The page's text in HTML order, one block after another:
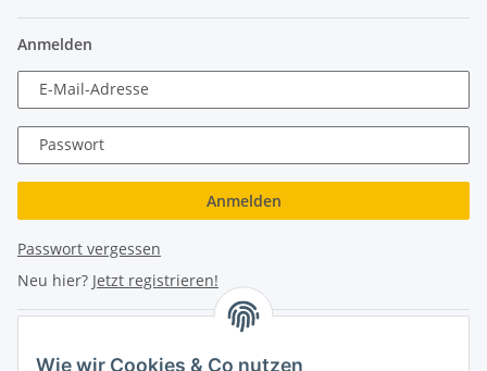
Anmelden
E-Mail-Adresse
Passwort
Anmelden
Passwort vergessen
Neu hier? Jetzt registrieren!
Wie wir Cookies & Co nutzen